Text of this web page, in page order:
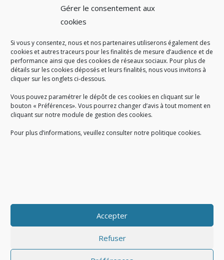
Gérer le consentement aux
cookies
Si vous y consentez, nous et nos partenaires utiliserons également des
cookies et autres traceurs pour les finalités de mesure d’audience et de
performance ainsi que des cookies de réseaux sociaux. Pour plus de
détails sur les cookies déposés et leurs finalités, nous vous invitons à
cliquer sur les onglets ci-dessous.
Vous pouvez paramétrer le dépôt de ces cookies en cliquant sur le
bouton « Préférences». Vous pourrez changer d’avis à tout moment en
cliquant sur notre module de gestion des cookies.
Pour plus d’informations, veuillez consulter notre politique cookies.
Accepter
Refuser
A SAVOIR
Créé en 1978, le Sigidurs est un établissement public quiexerce
des missions de service public : la prévention, la collecte et la
valorisation des déchets ménagers et assimilés produits par son
territoire.
Accueil du public :